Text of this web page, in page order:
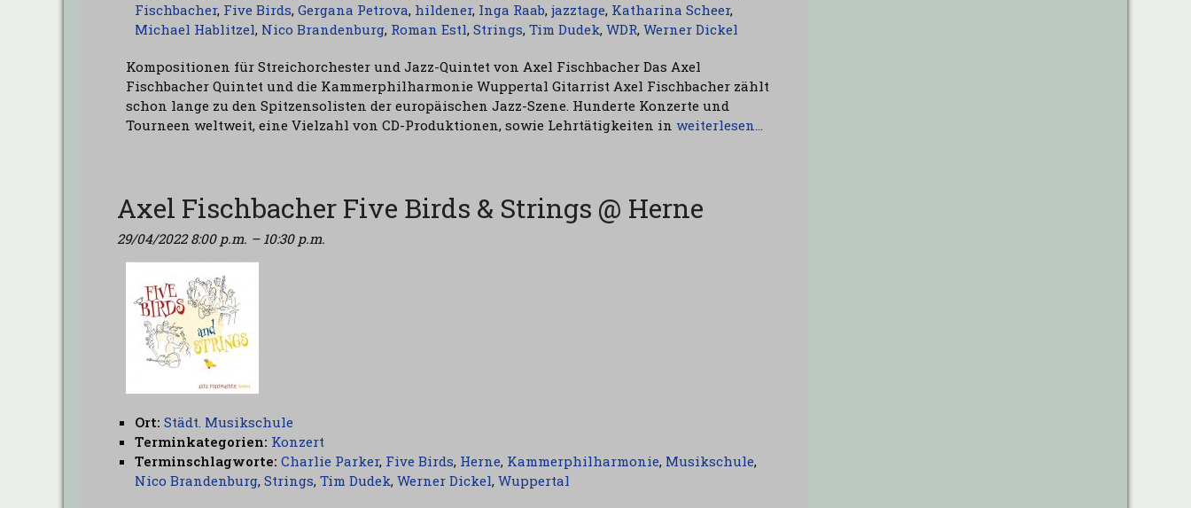
Fischbacher, Five Birds, Gergana Petrova, hildener, Inga Raab, jazztage, Katharina Scheer,
Michael Hablitzel, Nico Brandenburg, Roman Estl, Strings, Tim Dudek, WDR, Werner Dickel
Kompositionen für Streichorchester und Jazz-Quintet von Axel Fischbacher Das Axel
Fischbacher Quintet und die Kammerphilharmonie Wuppertal Gitarrist Axel Fischbacher zählt
schon lange zu den Spitzensolisten der europäischen Jazz-Szene. Hunderte Konzerte und
Tourneen weltweit, eine Vielzahl von CD-Produktionen, sowie Lehrtätigkeiten in weiterlesen…
Axel Fischbacher Five Birds & Strings @ Herne
29/04/2022 8:00 p.m. – 10:30 p.m.
Ort: Städt. Musikschule
Terminkategorien: Konzert
Terminschlagworte: Charlie Parker, Five Birds, Herne, Kammerphilharmonie, Musikschule,
Nico Brandenburg, Strings, Tim Dudek, Werner Dickel, Wuppertal